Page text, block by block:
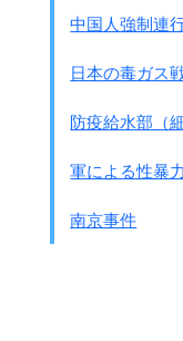
パリッティンギ村
●3月18日
た。
村の慰霊碑には
林博史氏の調査で
3,000人以上が殺さ
第5師団が担当し
中国人強制連
日本の毒ガス
防疫給水部（
軍による性暴力
南京事件